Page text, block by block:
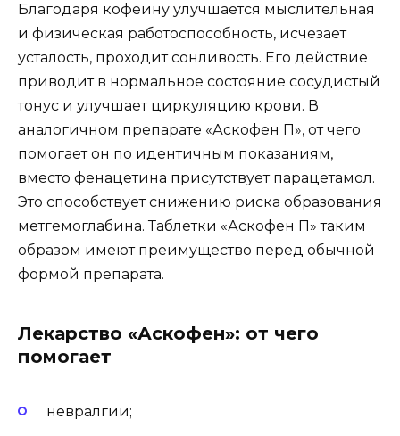
Благодаря кофеину улучшается мыслительная
и физическая работоспособность, исчезает
усталость, проходит сонливость. Его действие
приводит в нормальное состояние сосудистый
тонус и улучшает циркуляцию крови. В
аналогичном препарате «Аскофен П», от чего
помогает он по идентичным показаниям,
вместо фенацетина присутствует парацетамол.
Это способствует снижению риска образования
метгемоглабина. Таблетки «Аскофен П» таким
образом имеют преимущество перед обычной
формой препарата.
Лекарство «Аскофен»: от чего
помогает
невралгии;